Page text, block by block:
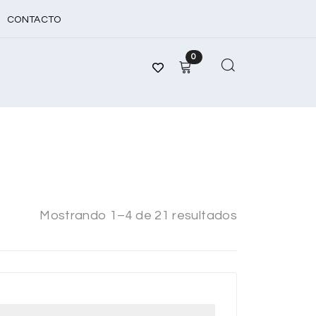
CONTACTO
0
Mostrando 1–4 de 21 resultados